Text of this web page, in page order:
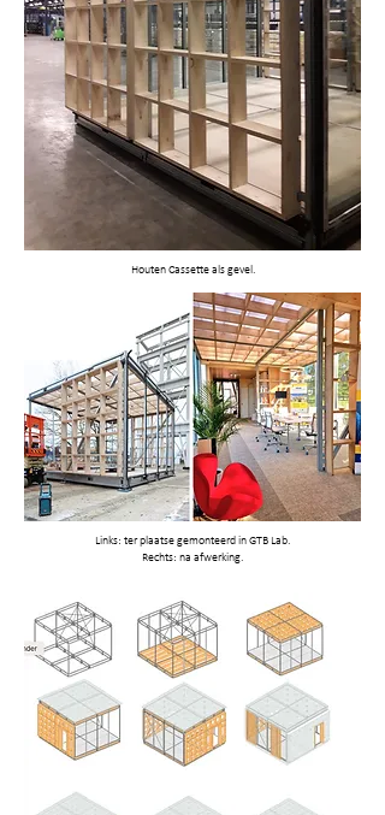
Houten Cassette als gevel.
Links: ter plaatse gemonteerd in GTB Lab.
Rechts: na afwerking.